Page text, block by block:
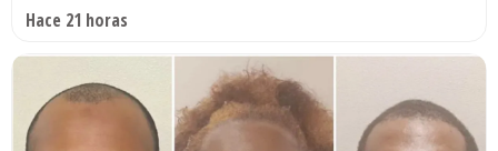
Hace 21 horas